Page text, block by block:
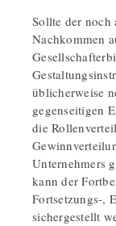
Sollte der noch
Nachkommen
üblicherweise
gegenseitigen
die
Unternehmers
kann der
Fortsetzungs-,
sichergestellt